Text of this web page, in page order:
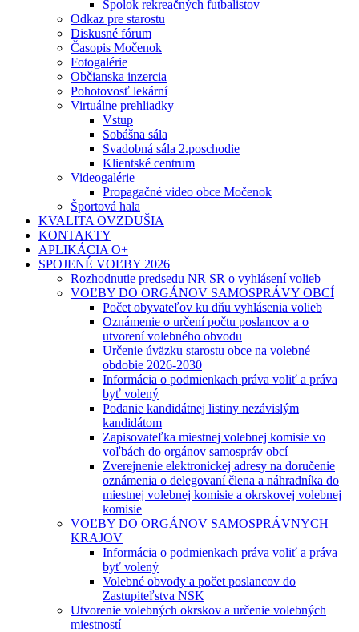
Spolok rekreačných futbalistov
Odkaz pre starostu
Diskusné fórum
Časopis Močenok
Fotogalérie
Občianska inzercia
Pohotovosť lekární
Virtuálne prehliadky
Vstup
Sobášna sála
Svadobná sála 2.poschodie
Klientské centrum
Videogalérie
Propagačné video obce Močenok
Športová hala
KVALITA OVZDUŠIA
KONTAKTY
APLIKÁCIA O+
SPOJENÉ VOĽBY 2026
Rozhodnutie predsedu NR SR o vyhlásení volieb
VOĽBY DO ORGÁNOV SAMOSPRÁVY OBCÍ
Počet obyvateľov ku dňu vyhlásenia volieb
Oznámenie o určení počtu poslancov a o
utvorení volebného obvodu
Určenie úväzku starostu obce na volebné
obdobie 2026-2030
Informácia o podmienkach práva voliť a práva
byť volený
Podanie kandidátnej listiny nezávislým
kandidátom
Zapisovateľka miestnej volebnej komisie vo
voľbách do orgánov samospráv obcí
Zverejnenie elektronickej adresy na doručenie
oznámenia o delegovaní člena a náhradníka do
miestnej volebnej komisie a okrskovej volebnej
komisie
VOĽBY DO ORGÁNOV SAMOSPRÁVNYCH
KRAJOV
Informácia o podmienkach práva voliť a práva
byť volený
Volebné obvody a počet poslancov do
Zastupiteľstva NSK
Utvorenie volebných okrskov a určenie volebných
miestností